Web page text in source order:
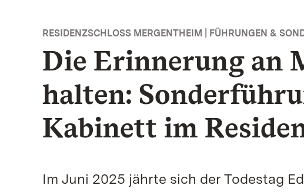
RESIDENZSCHLOSS MERGENTHEIM | FÜHRUNGEN &
Die Erinnerung an
halten:
Kabinett im
Im Juni 2025 jährte sich der Todestag